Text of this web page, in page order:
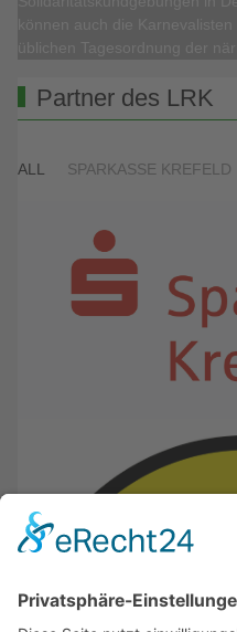
Partner des LRK
ALL SPARKASSE KREFELD